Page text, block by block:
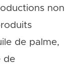
non
de palme,
de